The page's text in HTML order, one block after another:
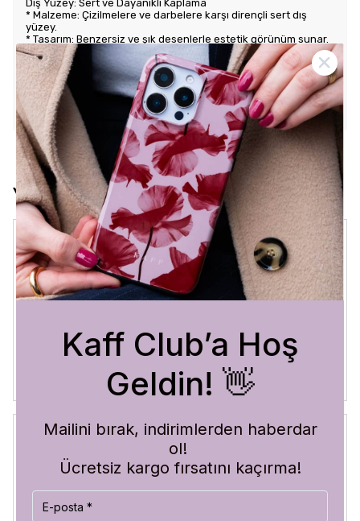
Dış Yüzey: Sert ve Dayanıklı Kaplama
* Malzeme: Çizilmelere ve darbelere karşı dirençli sert dış
yüzey.
* Tasarım: Benzersiz ve şık desenlerle estetik görünüm sunar.
Kullanım Kolaylığı
* Tuş Erişimi: Tuşlara kolay erişim sağlayarak kullanım rahatlığı
sunar.
* Uyum: Telefonunuza tam oturarak gevşek durmaz ve kaliteli
bir his verir.
Yorumlar
Crystal Sage
3 Ağustos 2026
Bükra A.
Blue Abyss
30 Temmuz 2026
Hilal A.
Satın Alınmış
Kaff Club’a Hoş
Geldin! 👋
Mailini bırak, indirimlerden haberdar
ol!
Ücretsiz kargo fırsatını kaçırma!